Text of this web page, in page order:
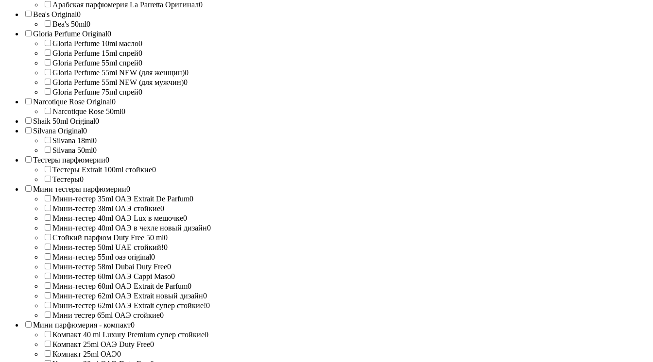
Арабская парфюмерия La Parretta Оригинал0
Bea's Original0
Bea's 50ml0
Gloria Perfume Original0
Gloria Perfume 10ml масло0
Gloria Perfume 15ml спрей0
Gloria Perfume 55ml спрей0
Gloria Perfume 55ml NEW (для женщин)0
Gloria Perfume 55ml NEW (для мужчин)0
Gloria Perfume 75ml спрей0
Narcotique Rose Original0
Narcotique Rose 50ml0
Shaik 50ml Original0
Silvana Original0
Silvana 18ml0
Silvana 50ml0
Тестеры парфюмерии0
Тестеры Extrait 100ml стойкие0
Тестеры0
Мини тестеры парфюмерии0
Мини-тестер 35ml ОАЭ Extrait De Parfum0
Мини-тестер 38ml ОАЭ стойкие0
Мини-тестер 40ml ОАЭ Lux в мешочке0
Мини-тестер 40ml ОАЭ в чехле новый дизайн0
Стойкий парфюм Duty Free 50 ml0
Мини-тестер 50ml UAE стойкий!0
Мини-тестер 55ml оаэ original0
Мини-тестер 58ml Dubai Duty Free0
Мини-тестер 60ml ОАЭ Cappi Maso0
Мини-тестер 60ml ОАЭ Extrait de Parfum0
Мини-тестер 62ml ОАЭ Extrait новый дизайн0
Мини-тестер 62ml ОАЭ Extrait супер стойкие!0
Мини тестер 65ml ОАЭ стойкие0
Мини парфюмерия - компакт0
Компакт 40 ml Luxury Premium супер стойкие0
Компакт 25ml ОАЭ Duty Free0
Компакт 25ml ОАЭ0